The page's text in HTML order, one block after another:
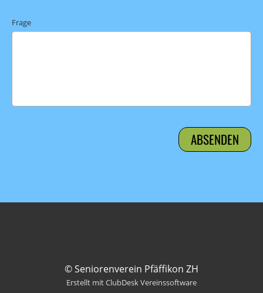
Frage
© Seniorenverein Pfäffikon ZH
Erstellt mit ClubDesk Vereinssoftware